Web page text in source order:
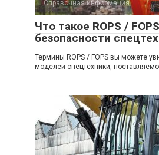
Справочная информация
Что такое ROPS /
безопасности
Термины ROPS / FOPS вы можете
моделей спецтехники,